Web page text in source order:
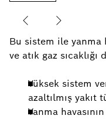
Bu sistem ile yanma
ve atık gaz
Yüksek sistem
azaltılmış yakıt
Yanma